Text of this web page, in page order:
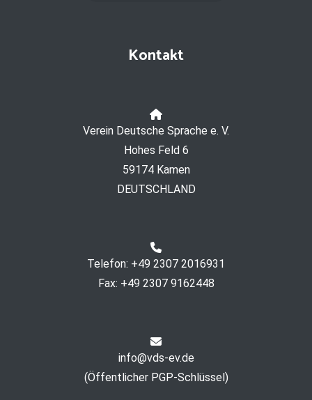
Kontakt
Verein Deutsche Sprache e. V.
Hohes Feld 6
59174 Kamen
DEUTSCHLAND
Telefon: +49 2307 2016931
Fax: +49 2307 9162448
info@vds-ev.de
(Öffentlicher PGP-Schlüssel)